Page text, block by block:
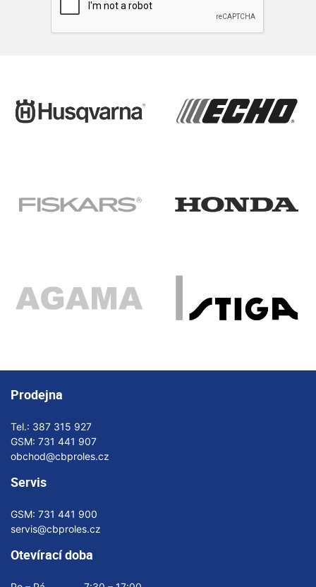
Prodejna
Tel.: 387 315 927
GSM: 731 441 907
obchod@cbproles.cz
Servis
GSM: 731 441 900
servis@cbproles.cz
Otevírací doba